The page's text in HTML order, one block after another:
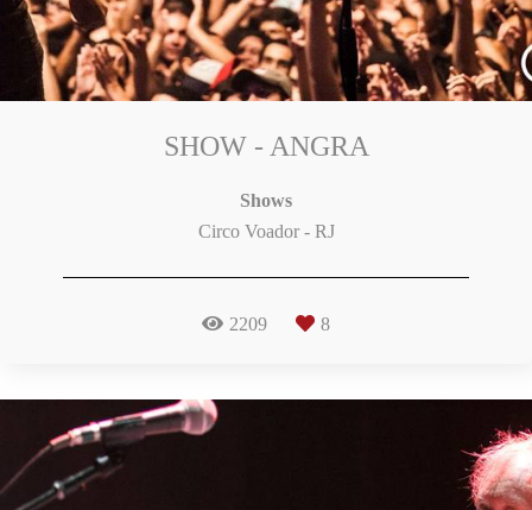
SHOW - ANGRA
Shows
Circo Voador - RJ
2209 8